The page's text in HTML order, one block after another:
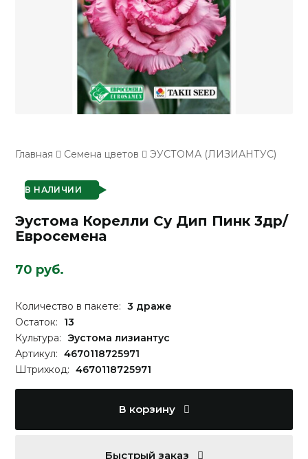
Главная Семена цветов ЭУСТОМА (ЛИЗИАНТУС)
В НАЛИЧИИ
Эустома Корелли Су Дип Пинк 3др/
Евросемена
70 руб.
Количество в пакете: 3 драже
Остаток:
13
Культура:
Эустома лизиантус
Артикул: 4670118725971
Штрихкод: 4670118725971
В корзину
Быстрый заказ